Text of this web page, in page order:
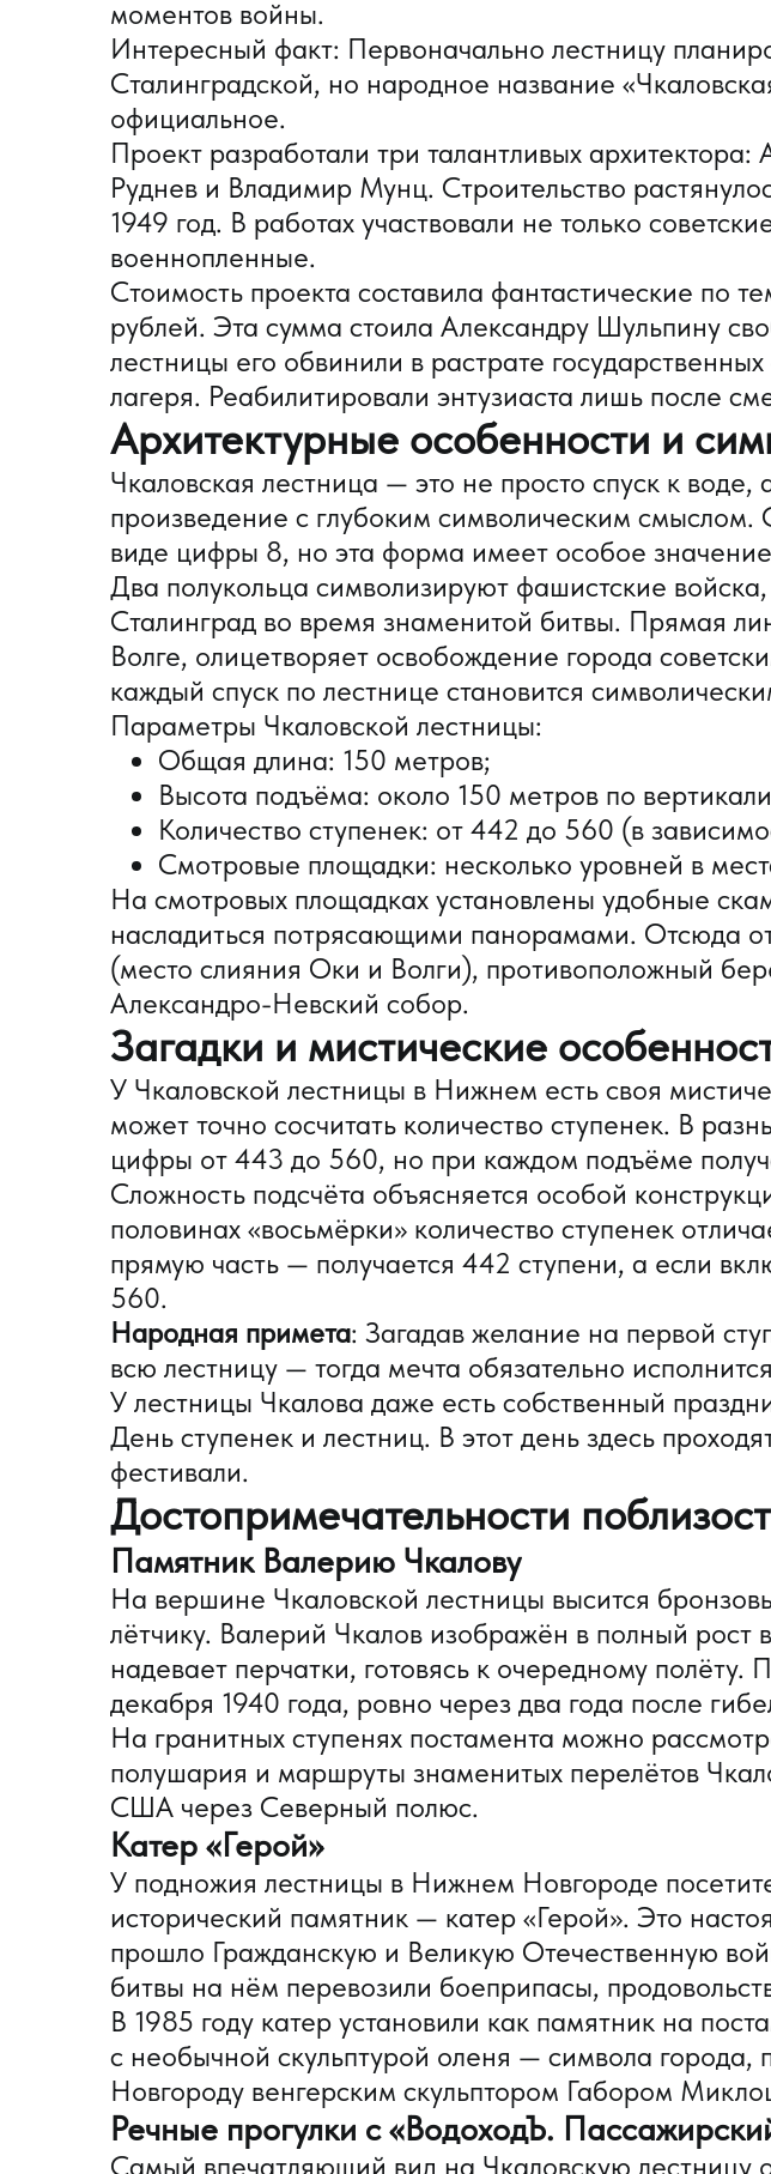
моментов войны.
Интересный факт: Первоначально лестницу
Сталинградской, но народное название
официальное.
Проект разработали три талантливых
Руднев и Владимир Мунц. Строительство
1949 год. В работах участвовали не только
военнопленные.
Стоимость проекта составила фантастические по
рублей. Эта сумма стоила Александру Шульпину
лестницы его обвинили в растрате
лагеря. Реабилитировали энтузиаста лишь после
Архитектурные особенности и
Чкаловская лестница — это не просто спуск к воде,
произведение с глубоким символическим
виде цифры 8, но эта форма имеет особое
Два полукольца символизируют фашистские
Сталинград во время знаменитой битвы. Прямая
Волге, олицетворяет освобождение города
каждый спуск по лестнице становится
Параметры Чкаловской лестницы:
Общая длина: 150 метров;
Высота подъёма: около 150 метров по
Количество ступенек: от 442 до 560 (в
Смотровые площадки: несколько уровней в
На смотровых площадках установлены удобные
насладиться потрясающими панорамами. Отсюда
(место слияния Оки и Волги), противоположный
Александро-Невский собор.
Загадки и мистические
У Чкаловской лестницы в Нижнем есть своя
может точно сосчитать количество ступенек. В
цифры от 443 до 560, но при каждом подъёме
Сложность подсчёта объясняется особой
половинах «восьмёрки» количество ступенек
прямую часть — получается 442 ступени, а если
560.
Народная примета: Загадав желание на первой
всю лестницу — тогда мечта обязательно
У лестницы Чкалова даже есть собственный
День ступенек и лестниц. В этот день здесь
фестивали.
Достопримечательности
Памятник Валерию Чкалову
На вершине Чкаловской лестницы высится
лётчику. Валерий Чкалов изображён в полный
надевает перчатки, готовясь к очередному полёту.
декабря 1940 года, ровно через два года после
На гранитных ступенях постамента можно
полушария и маршруты знаменитых перелётов
США через Северный полюс.
Катер «Герой»
У подножия лестницы в Нижнем Новгороде
исторический памятник — катер «Герой». Это
прошло Гражданскую и Великую Отечественную
битвы на нём перевозили боеприпасы,
В 1985 году катер установили как памятник на
с необычной скульптурой оленя — символа
Новгороду венгерским скульптором Габором
Речные прогулки с «ВодоходЪ.
Самый впечатляющий вид на Чкаловскую лестницу